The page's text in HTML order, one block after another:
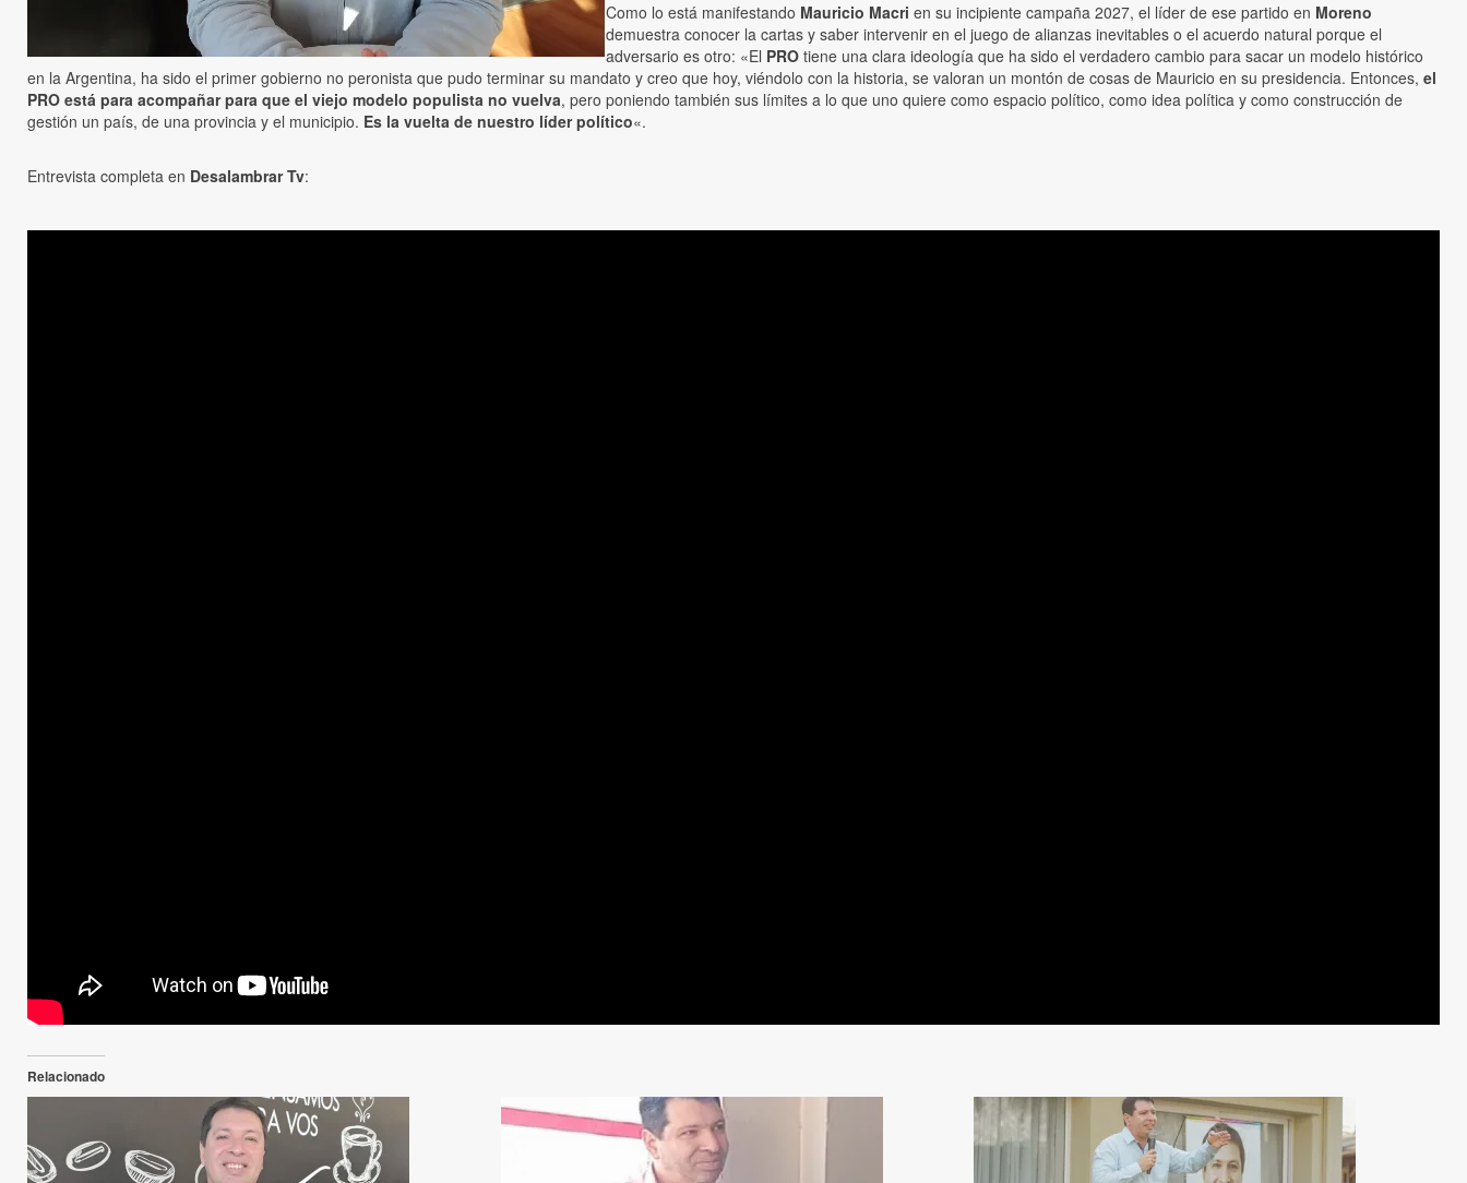
Como lo está manifestando Mauricio Macri en su incipiente campaña 2027, el líder de ese partido en Moreno
demuestra conocer la cartas y saber intervenir en el juego de alianzas inevitables o el acuerdo natural porque el
adversario es otro: «El PRO tiene una clara ideología que ha sido el verdadero cambio para sacar un modelo histórico
en la Argentina, ha sido el primer gobierno no peronista que pudo terminar su mandato y creo que hoy, viéndolo con la historia, se valoran un montón de cosas de Mauricio en su presidencia. Entonces, el
PRO está para acompañar para que el viejo modelo populista no vuelva, pero poniendo también sus límites a lo que uno quiere como espacio político, como idea política y como construcción de
gestión un país, de una provincia y el municipio. Es la vuelta de nuestro líder político«.
Entrevista completa en Desalambrar Tv:
Relacionado